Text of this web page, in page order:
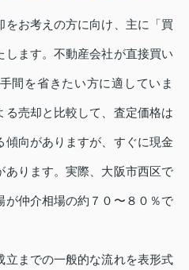
をお考えの方に向け、主に「買
ます。不動産会社が直接買い
間を省きたい方に適していま
売却と比較して、査定価格は
傾向がありますが、すぐに現金
あります。実際、大阪市西区で
が仲介相場の約７０〜８０％で
立までの一般的な流れを表形式